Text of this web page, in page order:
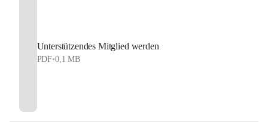
Unterstützendes Mitglied werden
PDF•0,1 MB